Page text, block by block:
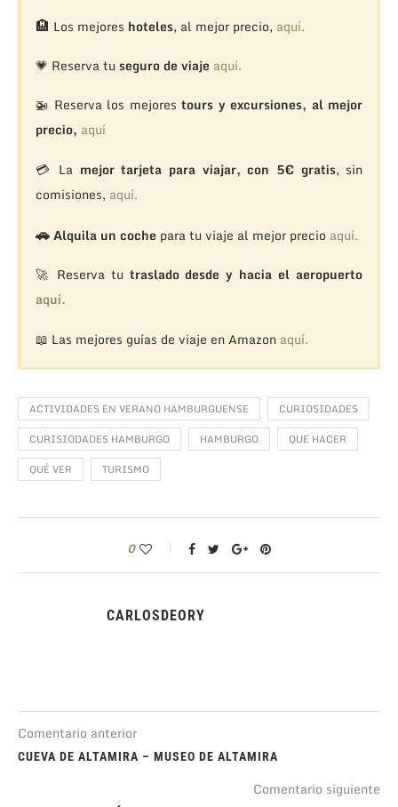
🏨 Los mejores hoteles, al mejor precio, aquí.
💗 Reserva tu seguro de viaje aquí.
🚁 Reserva los mejorestours y excursiones, al mejor
precio, aquí
💳 La mejor tarjeta para viajar, con 5€ gratis, sin
comisiones, aquí.
🚗Alquila un coche para tu viaje al mejor precio aquí.
🚀 Reserva tu traslado desde y hacia el aeropuerto
aquí.
📖 Las mejores guías de viaje en Amazon aquí.
ACTIVIDADES EN VERANO HAMBURGUENSE
CURIOSIDADES
CURISIODADES HAMBURGO
HAMBURGO
QUE HACER
QUÉ VER
TURISMO
0
CARLOSDEORY
Comentario anterior
CUEVA DE ALTAMIRA – MUSEO DE ALTAMIRA
Comentario siguiente